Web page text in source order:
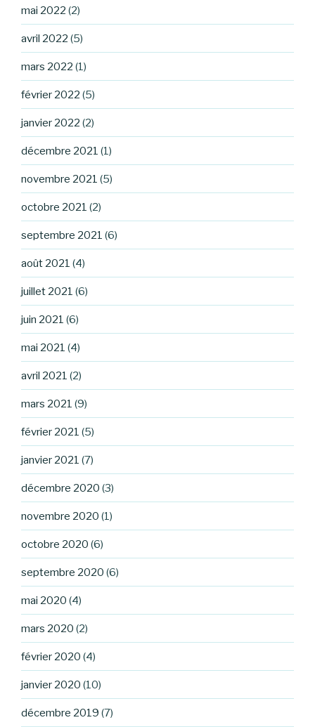
mai 2022 (2)
avril 2022 (5)
mars 2022 (1)
février 2022 (5)
janvier 2022 (2)
décembre 2021 (1)
novembre 2021 (5)
octobre 2021 (2)
septembre 2021 (6)
août 2021 (4)
juillet 2021 (6)
juin 2021 (6)
mai 2021 (4)
avril 2021 (2)
mars 2021 (9)
février 2021 (5)
janvier 2021 (7)
décembre 2020 (3)
novembre 2020 (1)
octobre 2020 (6)
septembre 2020 (6)
mai 2020 (4)
mars 2020 (2)
février 2020 (4)
janvier 2020 (10)
décembre 2019 (7)